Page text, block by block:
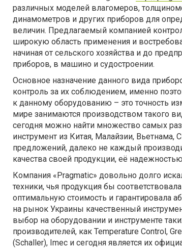
различных моделей влагомеров,
динамометров и других приборов для
величин. Предлагаемый компанией
широкую область применения и
начиная от сельского хозяйства и до
приборов, в машино и судостроении.
Основное назначение данного вида
контроль за их соблюдением, именно
к данному оборудованию – это точность
мире занимаются производством такого
сегодня можно найти множество самых
инструмент из Китая, Малайзии,
предложений, далеко не каждый
качества своей продукции, её
Компания «Рragmatic» довольно долго
техники, чья продукция бы
оптимальную стоимость и гарантировала
на рынок Украины качественный
выбор на оборудовании и инструменте
производителей, как Temperature Control,
(Schaller), Imec и сегодня является их